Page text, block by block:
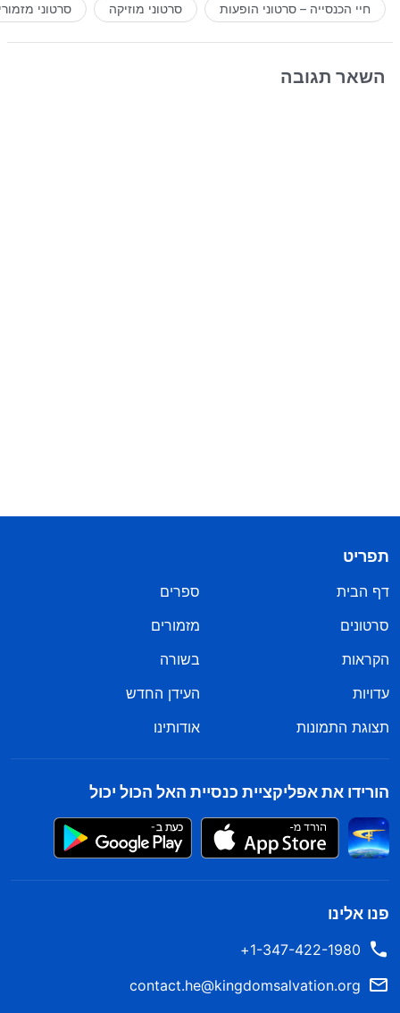
חיי הכנסייה – סרטוני הופעות סרטוני מוזיקה סרטוני
השאר תגובה
תפריט
דף הבית
ספרים
סרטונים
מזמורים
הקראות
בשורה
עדויות
העידן החדש
תצוגת התמונות
אודותינו
הורידו את אפליקציית כנסיית האל הכול יכול
פנו אלינו
1-347-422-1980+
contact.he@kingdomsalvation.org